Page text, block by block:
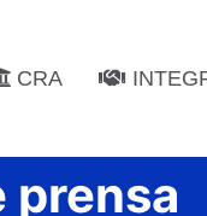
CRA
prensa